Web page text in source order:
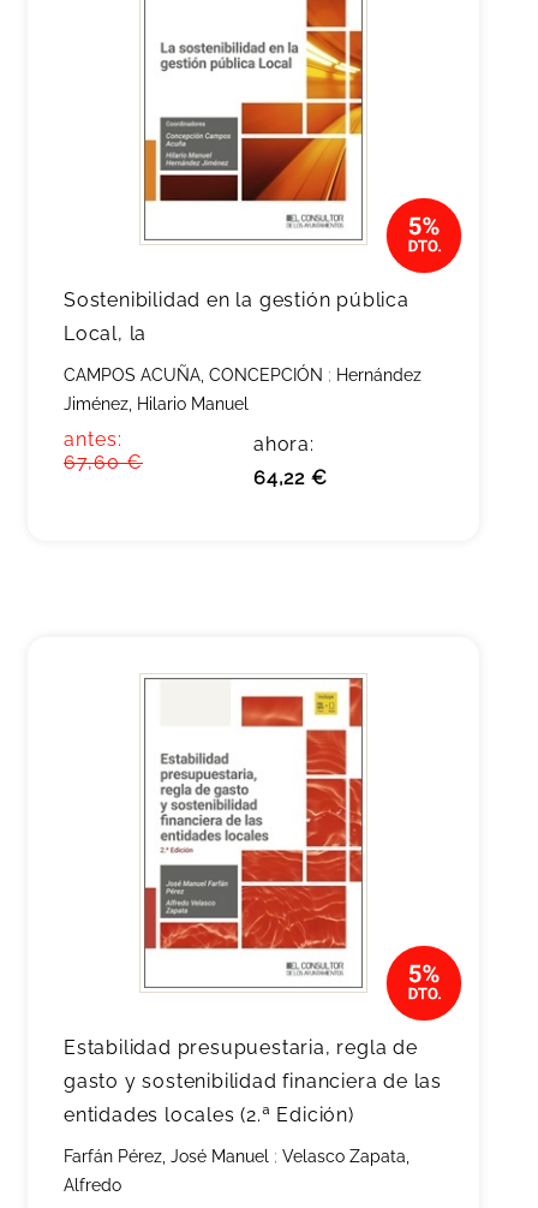
Sostenibilidad en la gestión pública
Local, la
CAMPOS ACUÑA, CONCEPCIÓN ; Hernández
Jiménez, Hilario Manuel
antes:
67,60 €
ahora:
64,22 €
Estabilidad presupuestaria, regla de
gasto y sostenibilidad financiera de las
entidades locales (2.ª Edición)
Farfán Pérez, José Manuel ; Velasco Zapata,
Alfredo